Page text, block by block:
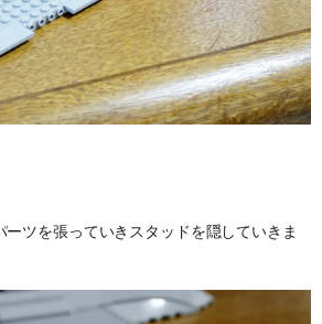
ツを張っていきスタッドを隠していきま